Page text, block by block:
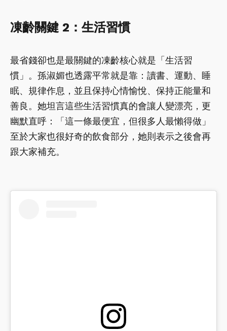
凍齡關鍵 2：生活習慣
最省錢卻也是最關鍵的凍齡核心就是「生活習
慣」。孫淑媚也透露平常就是靠：讀書、運動、睡
眠、規律作息，並且保持心情愉悅、保持正能量和
善良。她坦言這些生活習慣真的會讓人變漂亮，更
幽默直呼：「這一條最便宜，但很多人最懶得做」
至於大家也很好奇的飲食部分，她則表示之後會再
跟大家補充。